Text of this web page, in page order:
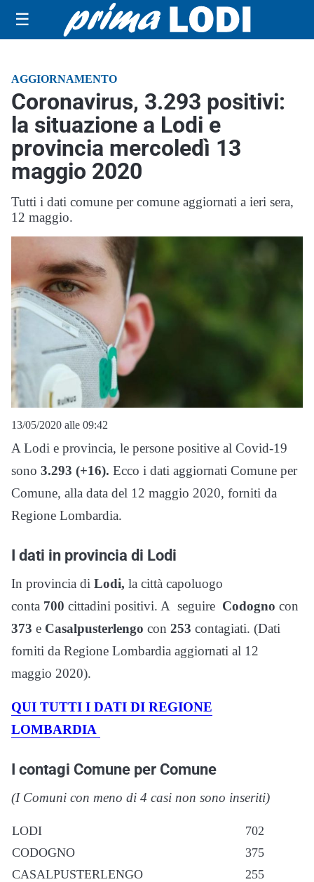
☰
AGGIORNAMENTO
Coronavirus, 3.293 positivi:
la situazione a Lodi e
provincia mercoledì 13
maggio 2020
Tutti i dati comune per comune aggiornati a ieri sera,
12 maggio.
13/05/2020 alle 09:42
A Lodi e provincia, le persone positive al Covid-19
sono 3.293 (+16). Ecco i dati aggiornati Comune per
Comune, alla data del 12 maggio 2020, forniti da
Regione Lombardia.
I dati in provincia di Lodi
In provincia di Lodi, la città capoluogo
conta 700 cittadini positivi. A seguire Codogno con
373 e Casalpusterlengo con 253 contagiati. (Dati
forniti da Regione Lombardia aggiornati al 12
maggio 2020).
QUI TUTTI I DATI DI REGIONE
LOMBARDIA
I contagi Comune per Comune
(I Comuni con meno di 4 casi non sono inseriti)
LODI
702
CODOGNO
375
CASALPUSTERLENGO
255